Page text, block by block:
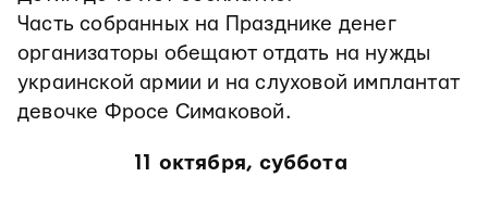
Часть собранных на Празднике денег
организаторы обещают отдать на нужды
украинской армии и на слуховой имплантат
девочке Фросе Симаковой.
11 октября, суббота